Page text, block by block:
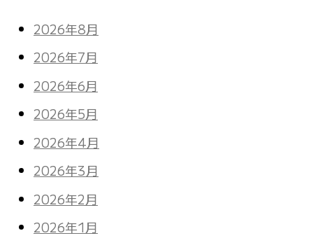
2026年8月
2026年7月
2026年6月
2026年5月
2026年4月
2026年3月
2026年2月
2026年1月